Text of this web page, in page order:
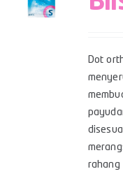
Dot
rahang